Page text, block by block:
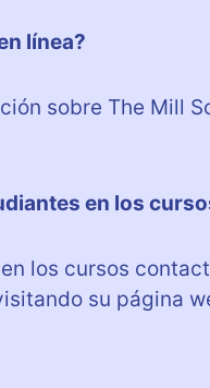
línea?
sobre The Mill
en los
los cursos
su página